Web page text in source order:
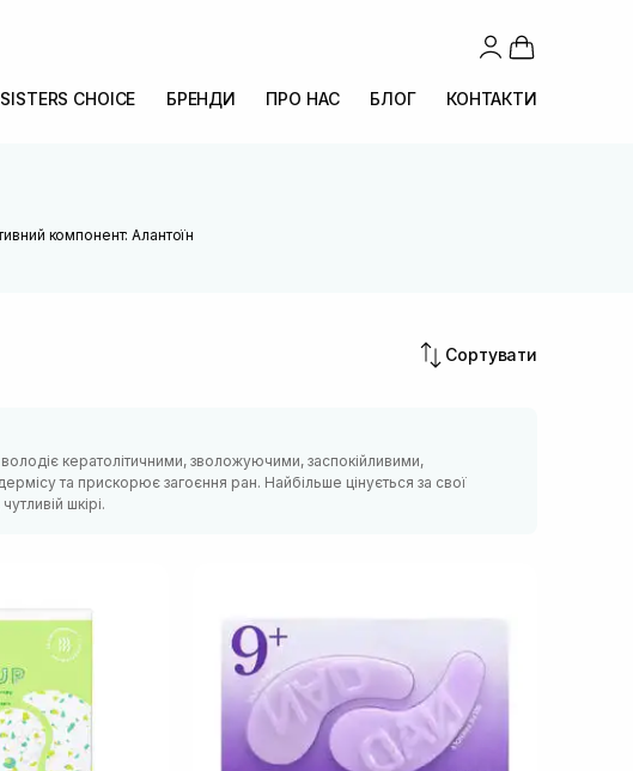
SISTERS CHOICE БРЕНДИ ПРО НАС БЛОГ КОНТАКТИ
компонент: Алантоїн
Сортувати
кератолітичними, зволожуючими, заспокійливими,
та прискорює загоєння ран. Найбільше цінується за свої
шкірі.